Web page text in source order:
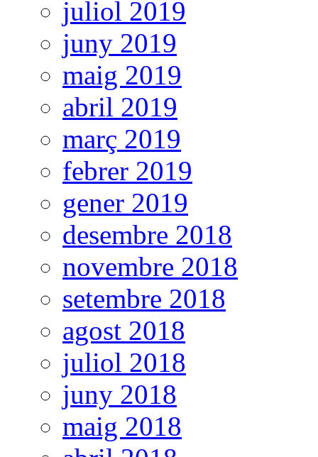
juliol 2019
juny 2019
maig 2019
abril 2019
març 2019
febrer 2019
gener 2019
desembre 2018
novembre 2018
setembre 2018
agost 2018
juliol 2018
juny 2018
maig 2018